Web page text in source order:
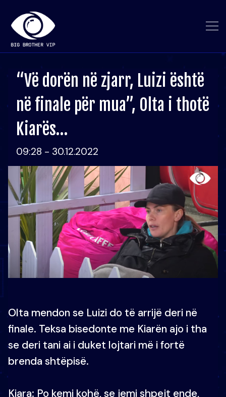
“Vë dorën në zjarr, Luizi është
në finale për mua”, Olta i thotë
Kiarës…
09:28 - 30.12.2022
Olta mendon se Luizi do të arrijë deri në
finale. Teksa bisedonte me Kiarën ajo i tha
se deri tani ai i duket lojtari më i fortë
brenda shtëpisë.
Kiara: Po kemi kohë, se jemi shpejt ende,